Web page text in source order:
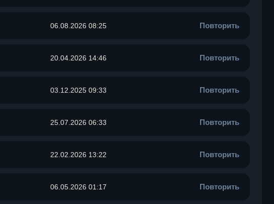
06.08.2026 08:25 Повторить
20.04.2026 14:46 Повторить
03.12.2025 09:33 Повторить
25.07.2026 06:33 Повторить
22.02.2026 13:22 Повторить
06.05.2026 01:17 Повторить